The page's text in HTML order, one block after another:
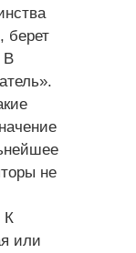
берет
В
не
К
или